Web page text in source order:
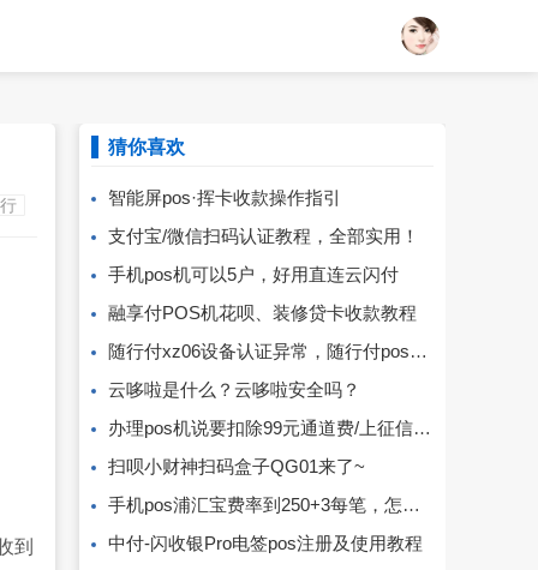
到
猜你喜欢
智能屏pos·挥卡收款操作指引
支付宝/微信扫码认证教程，全部实用！
手机pos机可以5户，好用直连云闪付
融享付POS机花呗、装修贷卡收款教程
随行付xz06设备认证异常，随行付pos机即将停用是真的吗？随行付暂不支持特殊金额交易，随行付刷卡为什么总是一个商户？
云哆啦是什么？云哆啦安全吗？
办理pos机说要扣除99元通道费/上征信是真的吗？
扫呗小财神扫码盒子QG01来了~
手机pos浦汇宝费率到250+3每笔，怎么办？
中付-闪收银Pro电签pos注册及使用教程